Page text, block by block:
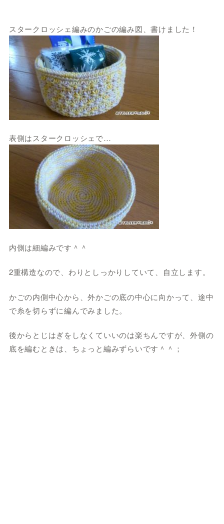
スタークロッシェ編みのかごの編み図、書けました！
表側はスタークロッシェで…
内側は細編みです＾＾
2重構造なので、わりとしっかりしていて、自立します。
かごの内側中心から、外かごの底の中心に向かって、途中
で糸を切らずに編んでみました。
後からとじはぎをしなくていいのは楽ちんですが、外側の
底を編むときは、ちょっと編みずらいです＾＾；